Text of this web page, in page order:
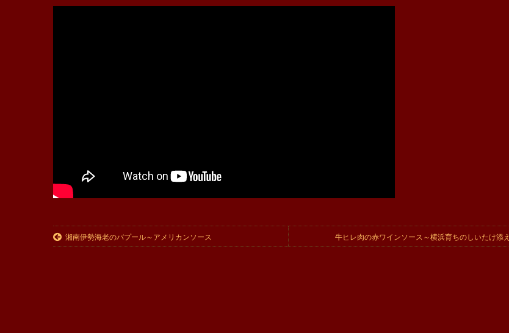
湘南伊勢海老のバプール～アメリカンソース 牛ヒレ肉の赤ワインソース～横浜育ちのしいたけ添え